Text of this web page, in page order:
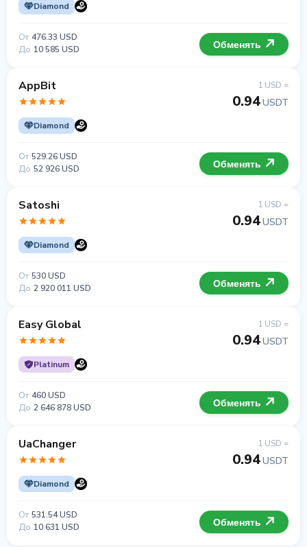
Diamond
От 476.33 USD
До 10 585 USD Обменять
AppBit
Diamond
1 USD =
0.94USDT
От 529.26 USD
До 52 926 USD Обменять
Satoshi
Diamond
1 USD =
0.94USDT
От 530 USD
До 2 920 011 USD Обменять
Easy Global
Platinum
1 USD =
0.94USDT
От 460 USD
До 2 646 878 USD Обменять
UaChanger
Diamond
1 USD =
0.94USDT
От 531.54 USD
До 10 631 USD Обменять